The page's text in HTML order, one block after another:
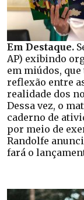
Em Destaque.
AP) exibindo
em miúdos,
reflexão entre
realidade dos
Dessa vez, o
caderno de
por meio de
Randolfe
fará o